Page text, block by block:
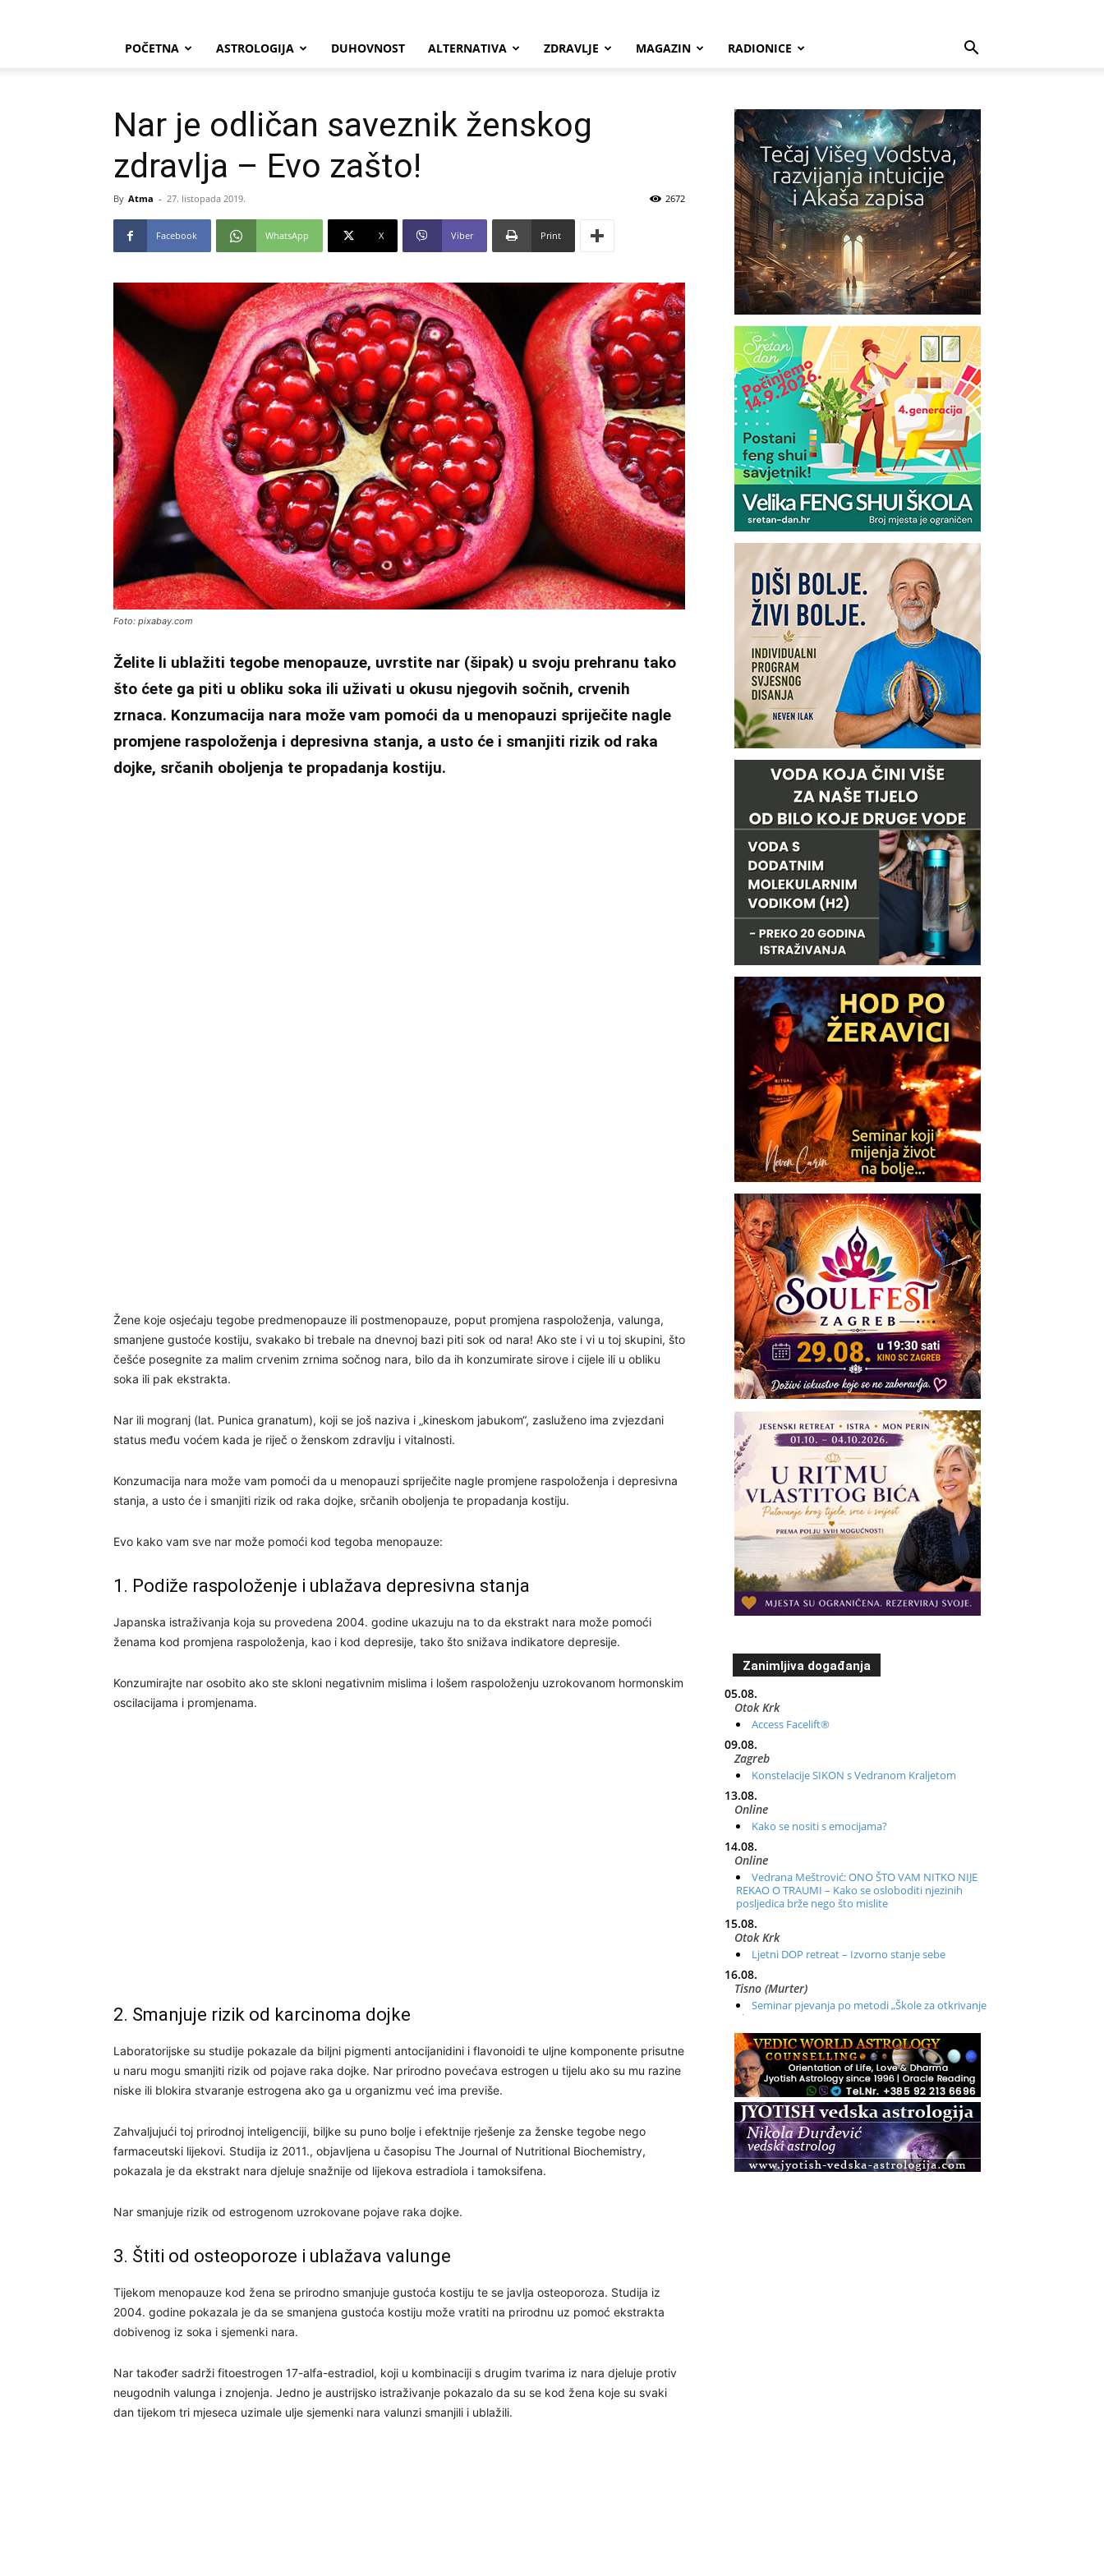
POČETNA ASTROLOGIJA DUHOVNOST ALTERNATIVA ZDRAVLJE MAGAZIN RADIONICE
Nar je odličan saveznik ženskog
zdravlja – Evo zašto!
By Atma - 27. listopada 2019. 2672
Facebook WhatsApp X Viber Print
Foto: pixabay.com
Želite li ublažiti tegobe menopauze, uvrstite nar (šipak) u svoju prehranu tako
što ćete ga piti u obliku soka ili uživati u okusu njegovih sočnih, crvenih
zrnaca. Konzumacija nara može vam pomoći da u menopauzi spriječite nagle
promjene raspoloženja i depresivna stanja, a usto će i smanjiti rizik od raka
dojke, srčanih oboljenja te propadanja kostiju.
Žene koje osjećaju tegobe predmenopauze ili postmenopauze, poput promjena raspoloženja, valunga,
smanjene gustoće kostiju, svakako bi trebale na dnevnoj bazi piti sok od nara! Ako ste i vi u toj skupini, što
češće posegnite za malim crvenim zrnima sočnog nara, bilo da ih konzumirate sirove i cijele ili u obliku
soka ili pak ekstrakta.
Nar ili mogranj (lat. Punica granatum), koji se još naziva i „kineskom jabukom“, zasluženo ima zvjezdani
status među voćem kada je riječ o ženskom zdravlju i vitalnosti.
Konzumacija nara može vam pomoći da u menopauzi spriječite nagle promjene raspoloženja i depresivna
stanja, a usto će i smanjiti rizik od raka dojke, srčanih oboljenja te propadanja kostiju.
Evo kako vam sve nar može pomoći kod tegoba menopauze:
1. Podiže raspoloženje i ublažava depresivna stanja
Japanska istraživanja koja su provedena 2004. godine ukazuju na to da ekstrakt nara može pomoći
ženama kod promjena raspoloženja, kao i kod depresije, tako što snižava indikatore depresije.
Konzumirajte nar osobito ako ste skloni negativnim mislima i lošem raspoloženju uzrokovanom hormonskim
oscilacijama i promjenama.
2. Smanjuje rizik od karcinoma dojke
Laboratorijske su studije pokazale da biljni pigmenti antocijanidini i flavonoidi te uljne komponente prisutne
u naru mogu smanjiti rizik od pojave raka dojke. Nar prirodno povećava estrogen u tijelu ako su mu razine
niske ili blokira stvaranje estrogena ako ga u organizmu već ima previše.
Zahvaljujući toj prirodnoj inteligenciji, biljke su puno bolje i efektnije rješenje za ženske tegobe nego
farmaceutski lijekovi. Studija iz 2011., objavljena u časopisu The Journal of Nutritional Biochemistry,
pokazala je da ekstrakt nara djeluje snažnije od lijekova estradiola i tamoksifena.
Nar smanjuje rizik od estrogenom uzrokovane pojave raka dojke.
3. Štiti od osteoporoze i ublažava valunge
Tijekom menopauze kod žena se prirodno smanjuje gustoća kostiju te se javlja osteoporoza. Studija iz
2004. godine pokazala je da se smanjena gustoća kostiju može vratiti na prirodnu uz pomoć ekstrakta
dobivenog iz soka i sjemenki nara.
Nar također sadrži fitoestrogen 17-alfa-estradiol, koji u kombinaciji s drugim tvarima iz nara djeluje protiv
neugodnih valunga i znojenja. Jedno je austrijsko istraživanje pokazalo da su se kod žena koje su svaki
dan tijekom tri mjeseca uzimale ulje sjemenki nara valunzi smanjili i ublažili.
Zanimljiva događanja
05.08.
Otok Krk
Access Facelift®
09.08.
Zagreb
Konstelacije SIKON s Vedranom Kraljetom
13.08.
Online
Kako se nositi s emocijama?
14.08.
Online
Vedrana Meštrović: ONO ŠTO VAM NITKO NIJE
REKAO O TRAUMI – Kako se osloboditi njezinih
posljedica brže nego što mislite
15.08.
Otok Krk
Ljetni DOP retreat – Izvorno stanje sebe
16.08.
Tisno (Murter)
Seminar pjevanja po metodi „Škole za otkrivanje
glasa“
20.08.
Online
Radionica: Pomagači iz drugih dimenzija Online –
otvoreno za sve
21.08.
Zagreb+Online
Osnovni ThetaHealing® tečaj, Zagreb i Online
22.08.
Pula